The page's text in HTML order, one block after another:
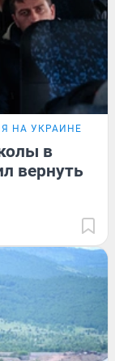
НА УКРАИНЕ
в
вернуть